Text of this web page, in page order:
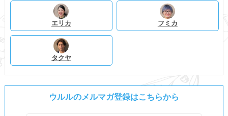
エリカ フミカ
タクヤ
ウルルのメルマガ登録はこちらから